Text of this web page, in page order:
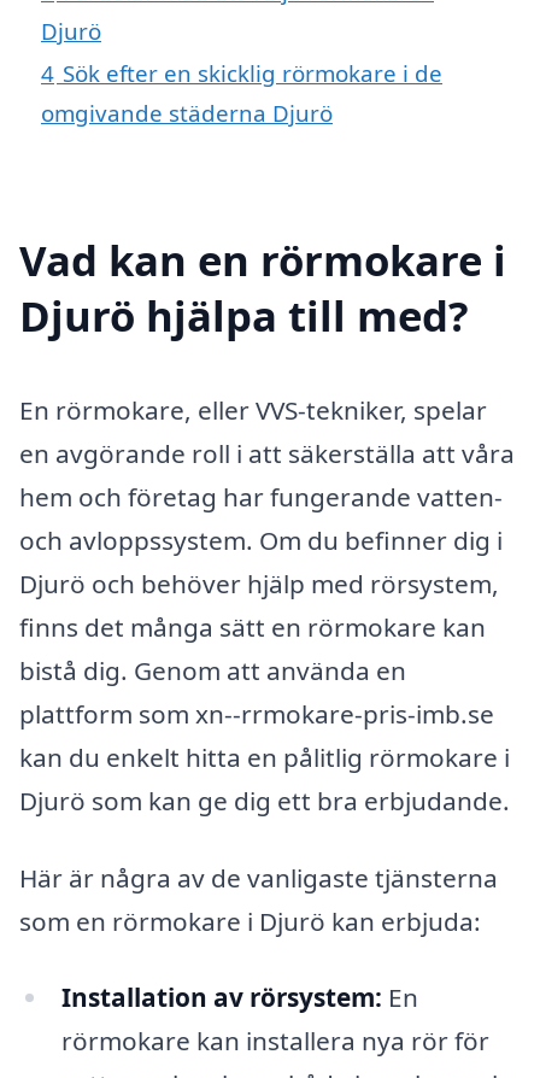
Djurö
4 Sök efter en skicklig rörmokare i de
omgivande städerna Djurö
Vad kan en rörmokare i
Djurö hjälpa till med?
En rörmokare, eller VVS-tekniker, spelar
en avgörande roll i att säkerställa att våra
hem och företag har fungerande vatten-
och avloppssystem. Om du befinner dig i
Djurö och behöver hjälp med rörsystem,
finns det många sätt en rörmokare kan
bistå dig. Genom att använda en
plattform som xn--rrmokare-pris-imb.se
kan du enkelt hitta en pålitlig rörmokare i
Djurö som kan ge dig ett bra erbjudande.
Här är några av de vanligaste tjänsterna
som en rörmokare i Djurö kan erbjuda:
Installation av rörsystem: En
rörmokare kan installera nya rör för